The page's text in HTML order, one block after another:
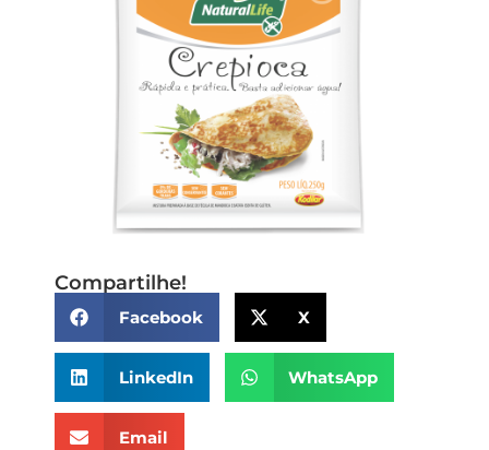
Compartilhe!
Facebook X
LinkedIn WhatsApp
Email